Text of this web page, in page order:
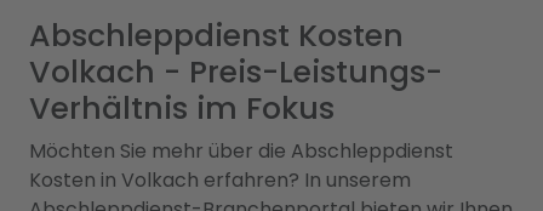
Abschleppdienst Kosten
Volkach - Preis-Leistungs-
Verhältnis im Fokus
Möchten Sie mehr über die Abschleppdienst
Kosten in Volkach erfahren? In unserem